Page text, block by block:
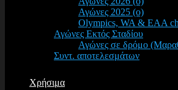
Αγώνες 2025 (o)
Olympics, WA & EAA
Αγώνες Εκτός Σταδίου
Αγώνες σε δρόμο
Συντ. αποτελεσμάτων
Χρήσιμα